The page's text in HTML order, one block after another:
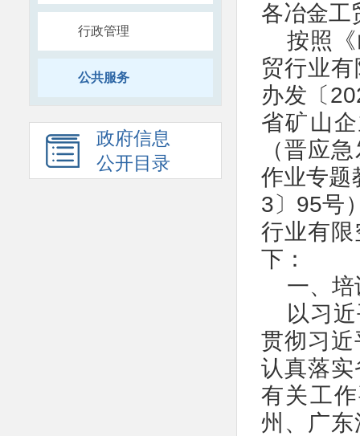
行政管理
公共服务
政府信息
公开目录
各冶金工
按照
贸行业
办发〔
省矿山
（晋应
作业专题
3〕95号
行业有
下：
一、
以习
贯彻习
认真落
有关工
州、广